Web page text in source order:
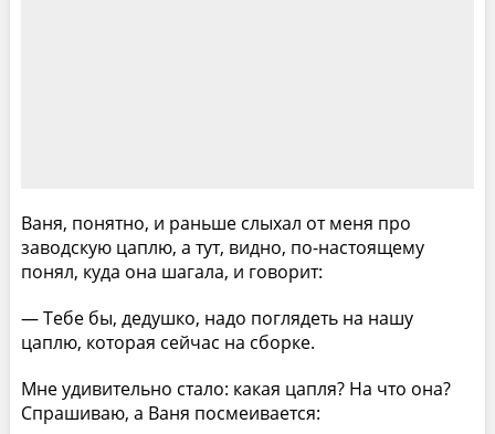
Ваня, понятно, и раньше слыхал от меня про
заводскую цаплю, а тут, видно, по-настоящему
понял, куда она шагала, и говорит:
— Тебе бы, дедушко, надо поглядеть на нашу
цаплю, которая сейчас на сборке.
Мне удивительно стало: какая цапля? На что она?
Спрашиваю, а Ваня посмеивается: